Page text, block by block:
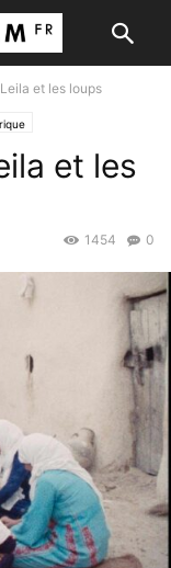
et les loups
et les
0
1454